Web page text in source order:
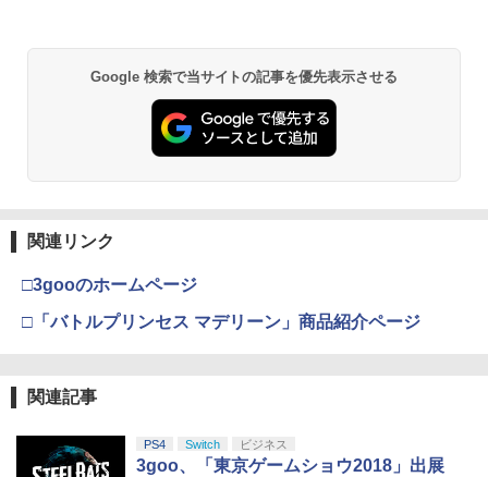
スプラトゥーン レイダース -Switch2
Beast of Reincarnation -PS5 【特典】
プロダクトコード 封入
￥7,286
￥11,849
￥10,737
Xbox プリペイドカード 1,000円 デジタ
ルコード 【旧 Xbox ギフトカード】 [オ
ンラインコード]
￥1,000
￥8,300
￥5,000
劇場版「鬼滅の刃」無限城編 第一章 猗
窩座再来 通常版 [DVD]
￥3,523
￥8,698
￥8,589
Google 検索で当サイトの記事を優先表示させる
関連リンク
□3gooのホームページ
□「バトルプリンセス マデリーン」商品紹介ページ
関連記事
PS4 Switch ビジネス
3goo、「東京ゲームショウ2018」出展